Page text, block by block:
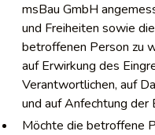
msBau GmbH
und Freiheiten sowie
betroffenen Person zu
auf Erwirkung des
Verantwortlichen, auf
und auf Anfechtung der
Möchte die betroffene